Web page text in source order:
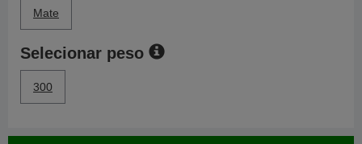
Mate
Selecionar peso
300